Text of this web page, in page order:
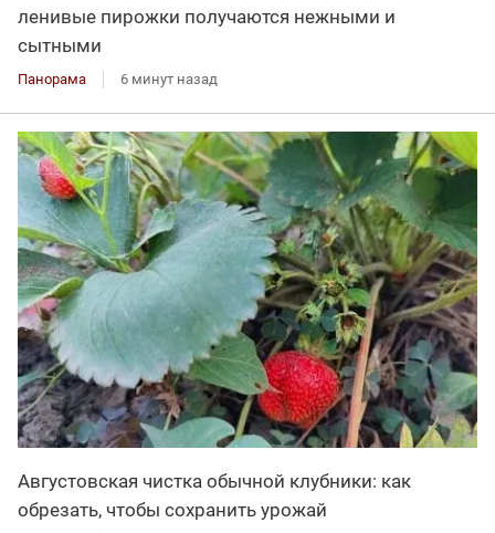
ленивые пирожки получаются нежными и
сытными
Панорама 6 минут назад
Августовская чистка обычной клубники: как
обрезать, чтобы сохранить урожай